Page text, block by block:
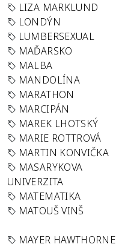
LIZA MARKLUND
LONDÝN
LUMBERSEXUAL
MAĎARSKO
MALBA
MANDOLÍNA
MARATHON
MARCIPÁN
MAREK LHOTSKÝ
MARIE ROTTROVÁ
MARTIN KONVIČKA
MASARYKOVA
UNIVERZITA
MATEMATIKA
MATOUŠ VINŠ
MAYER HAWTHORNE